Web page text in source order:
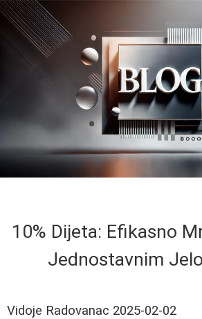
10% Dijeta: Efikasno
Jednostavnim
Vidoje Radovanac 2025-02-02